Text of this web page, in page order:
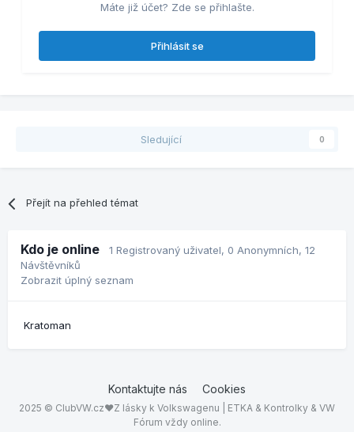
Máte již účet? Zde se přihlašte.
Přihlásit se
Sledující 0
Přejít na přehled témat
Kdo je online 1 Registrovaný uživatel, 0 Anonymních, 12
Návštěvníků
Zobrazit úplný seznam
Kratoman
Kontaktujte nás Cookies
2025 © ClubVW.cz❤Z lásky k Volkswagenu | ETKA & Kontrolky & VW
Fórum vždy online.